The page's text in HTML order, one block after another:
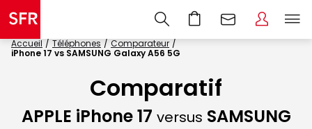
Accueil Téléphones
Comparateur
iPhone 17 vs SAMSUNG Galaxy A56 5G
Comparatif
APPLE iPhone 17 versus SAMSUNG